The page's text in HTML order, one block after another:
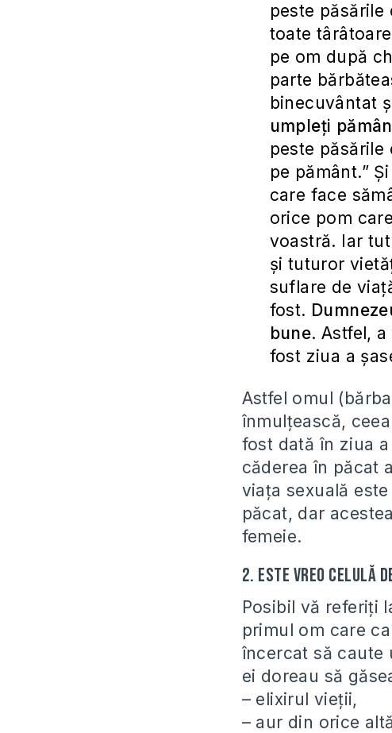
peste
toate
pe om după
parte
binecuvântat
umpleţi
peste
pe pământ.”
care face
orice pom
voastră. Iar
şi tuturor
suflare de
fost.
bune. Astfel,
fost ziua a
Astfel omul
înmulțească,
fost dată în ziua
căderea în păcat
viața sexuală
păcat, dar
femeie.
2. Este vreo celulă
Posibil vă referiți
primul om care
încercat să caute
ei doreau să
– elixirul vieții,
– aur din orice